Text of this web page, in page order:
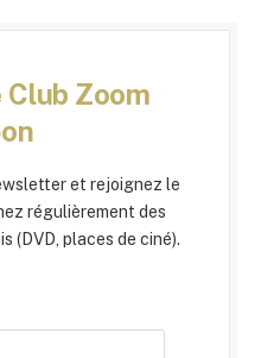
Zoom
et rejoignez le
régulièrement des
(DVD, places de ciné).